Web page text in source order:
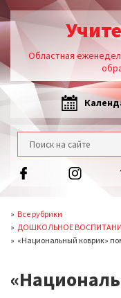
Областная
Все рубрики
ДОШКОЛЬНОЕ
«Национальный коврик»